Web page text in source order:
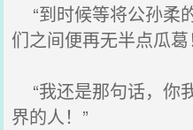
“到时候等将公孙柔
们之间便再无半点瓜葛
“我还是那句话，你
界的人！”